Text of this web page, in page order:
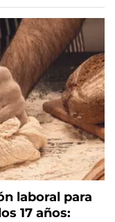
laboral para
17 años: